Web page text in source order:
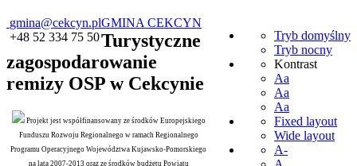
gmina@cekcyn.pl
+48 52 334 75 50
Tryb domyślny
Tryb nocny
Kontrast
Aa
Aa
Aa
Fixed layout
Wide layout
A-
GMINA CEKCYN
Turystyczne
zagospodarowanie
remizy OSP w Cekcynie
Projekt jest współfinansowany ze środków Europejskiego
Funduszu Rozwoju Regionalnego w ramach Regionalnego
Programu Operacyjnego Województwa Kujawsko-Pomorskiego
na lata 2007-2013 oraz ze środków budżetu Powiatu